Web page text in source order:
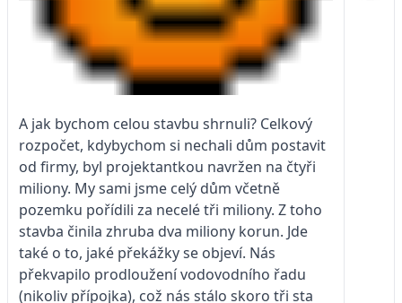
A jak bychom celou stavbu shrnuli? Celkový
rozpočet, kdybychom si nechali dům postavit
od firmy, byl projektantkou navržen na čtyři
miliony. My sami jsme celý dům včetně
pozemku pořídili za necelé tři miliony. Z toho
stavba činila zhruba dva miliony korun. Jde
také o to, jaké překážky se objeví. Nás
překvapilo prodloužení vodovodního řadu
(nikoliv přípojka), což nás stálo skoro tři sta